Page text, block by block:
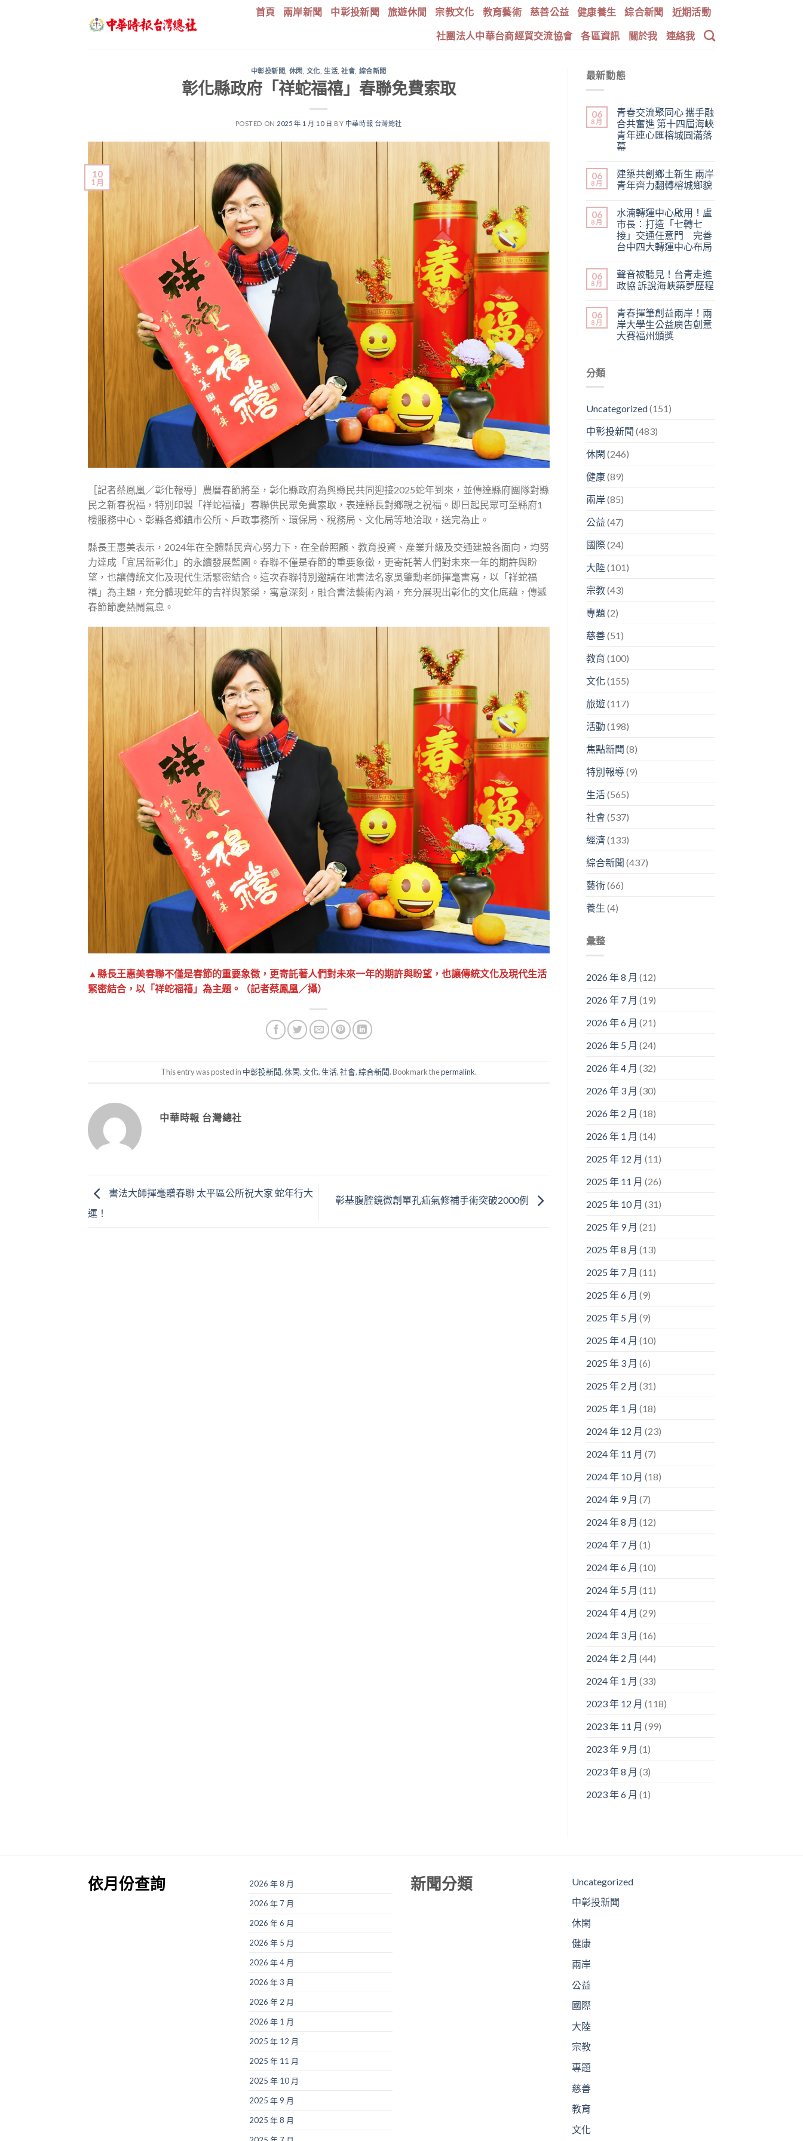
首頁 兩岸新聞 中彰投新聞 旅遊休閒 宗教文化 教育藝術 慈善公益 健康養生 綜合新聞 近期活動
社團法人中華台商經貿交流協會 各區資訊 關於我 連絡我
中彰投新聞 休閑 文化 ,生活 ,社會, 綜合新聞
彰化縣政府「祥蛇福禧」春聯免費索取
POSTED ON 2025 年 1 月 10 日 BY 中華時報 台灣總社
10
1 月
［記者蔡鳳凰／彰化報導］農曆春節將至，彰化縣政府為與縣民共同迎接2025蛇年到來，並傳達縣府團隊對縣
民之新春祝福，特別印製「祥蛇福禧」春聯供民眾免費索取，表達縣長對鄉親之祝福。即日起民眾可至縣府1
樓服務中心、彰縣各鄉鎮市公所、戶政事務所、環保局、稅務局、文化局等地洽取，送完為止。
縣長王惠美表示，2024年在全體縣民齊心努力下，在全齡照顧、教育投資、產業升級及交通建設各面向，均努
力達成「宜居新彰化」的永續發展藍圖。春聯不僅是春節的重要象徵，更寄託著人們對未來一年的期許與盼
望，也讓傳統文化及現代生活緊密結合。這次春聯特別邀請在地書法名家吳肇勳老師揮毫書寫，以「祥蛇福
禧」為主題，充分體現蛇年的吉祥與繁榮，寓意深刻，融合書法藝術內涵，充分展現出彰化的文化底蘊，傳遞
春節節慶熱鬧氣息。
▲縣長王惠美春聯不僅是春節的重要象徵，更寄託著人們對未來一年的期許與盼望，也讓傳統文化及現代生活
緊密結合，以「祥蛇福禧」為主題。（記者蔡鳳凰／攝）
This entry was posted in 中彰投新聞,休閑,文化,生活,社會,綜合新聞. Bookmark thepermalink.
中華時報 台灣總社
書法大師揮毫贈春聯 太平區公所祝大家 蛇年行大
運！
彰基腹腔鏡微創單孔疝氣修補手術突破2000例
最新動態
06
8 月
青春交流聚同心 攜手融
合共奮進 第十四屆海峽
青年連心匯榕城圓滿落
幕
06
8 月
建築共創鄉土新生 兩岸
青年齊力翻轉榕城鄉貌
06
8 月
水湳轉運中心啟用！盧
市長：打造「七轉七
接」交通任意門 完善
台中四大轉運中心布局
06
8 月
聲音被聽見！台青走進
政協 訴說海峽築夢歷程
06
8 月
青春揮筆創益兩岸！兩
岸大學生公益廣告創意
大賽福州頒獎
分類
Uncategorized(151)
中彰投新聞 (483)
休閑 (246)
健康(89)
兩岸(85)
公益 (47)
國際(24)
大陸(101)
宗教(43)
專題(2)
慈善(51)
教育 (100)
文化 (155)
旅遊(117)
活動 (198)
焦點新聞 (8)
特別報導(9)
生活(565)
社會(537)
經濟 (133)
綜合新聞 (437)
藝術(66)
養生 (4)
彙整
2026 年 8 月 (12)
2026 年 7 月 (19)
2026 年 6 月 (21)
2026 年 5 月 (24)
2026 年 4 月 (32)
2026 年 3 月 (30)
2026 年 2 月 (18)
2026 年 1 月 (14)
2025 年 12 月 (11)
2025 年 11 月 (26)
2025 年 10 月 (31)
2025 年 9 月 (21)
2025 年 8 月 (13)
2025 年 7 月 (11)
2025 年 6 月 (9)
2025 年 5 月 (9)
2025 年 4 月 (10)
2025 年 3 月 (6)
2025 年 2 月 (31)
2025 年 1 月 (18)
2024 年 12 月 (23)
2024 年 11 月 (7)
2024 年 10 月 (18)
2024 年 9 月 (7)
2024 年 8 月 (12)
2024 年 7 月 (1)
2024 年 6 月 (10)
2024 年 5 月 (11)
2024 年 4 月 (29)
2024 年 3 月 (16)
2024 年 2 月 (44)
2024 年 1 月 (33)
2023 年 12 月 (118)
2023 年 11 月 (99)
2023 年 9 月 (1)
2023 年 8 月 (3)
2023 年 6 月 (1)
依月份查詢 2026 年 8 月
2026 年 7 月
2026 年 6 月
2026 年 5 月
2026 年 4 月
2026 年 3 月
2026 年 2 月
2026 年 1 月
2025 年 12 月
2025 年 11 月
2025 年 10 月
2025 年 9 月
2025 年 8 月
新聞分類
Uncategorized
中彰投新聞
休閑
健康
兩岸
公益
國際
大陸
宗教
專題
慈善
教育
文化